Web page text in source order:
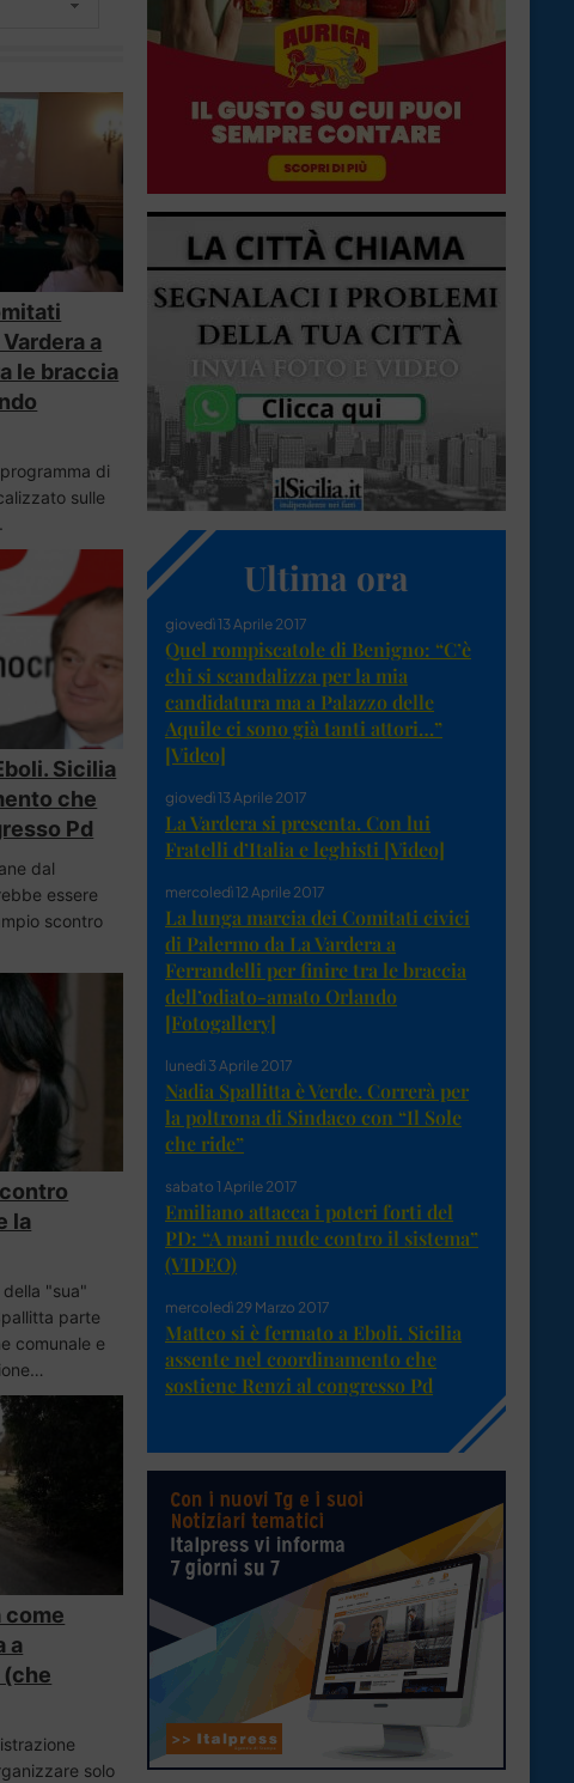
a
le braccia
di
sulle
Sicilia
che
Pd
dal
essere
scontro
la
"sua"
parte
comunale e
come
a
solo
Ultima ora
giovedì 13 Aprile 2017
Quel rompiscatole di Benigno: “C’è
chi si scandalizza per la mia
candidatura ma a Palazzo delle
Aquile ci sono già tanti attori…”
[Video]
giovedì 13 Aprile 2017
La Vardera si presenta. Con lui
Fratelli d’Italia e leghisti [Video]
mercoledì 12 Aprile 2017
La lunga marcia dei Comitati civici
di Palermo da La Vardera a
Ferrandelli per finire tra le braccia
dell’odiato-amato Orlando
[Fotogallery]
lunedì 3 Aprile 2017
Nadia Spallitta è Verde. Correrà per
la poltrona di Sindaco con “Il Sole
che ride”
sabato 1 Aprile 2017
Emiliano attacca i poteri forti del
PD: “A mani nude contro il sistema”
(VIDEO)
mercoledì 29 Marzo 2017
Matteo si è fermato a Eboli. Sicilia
assente nel coordinamento che
sostiene Renzi al congresso Pd